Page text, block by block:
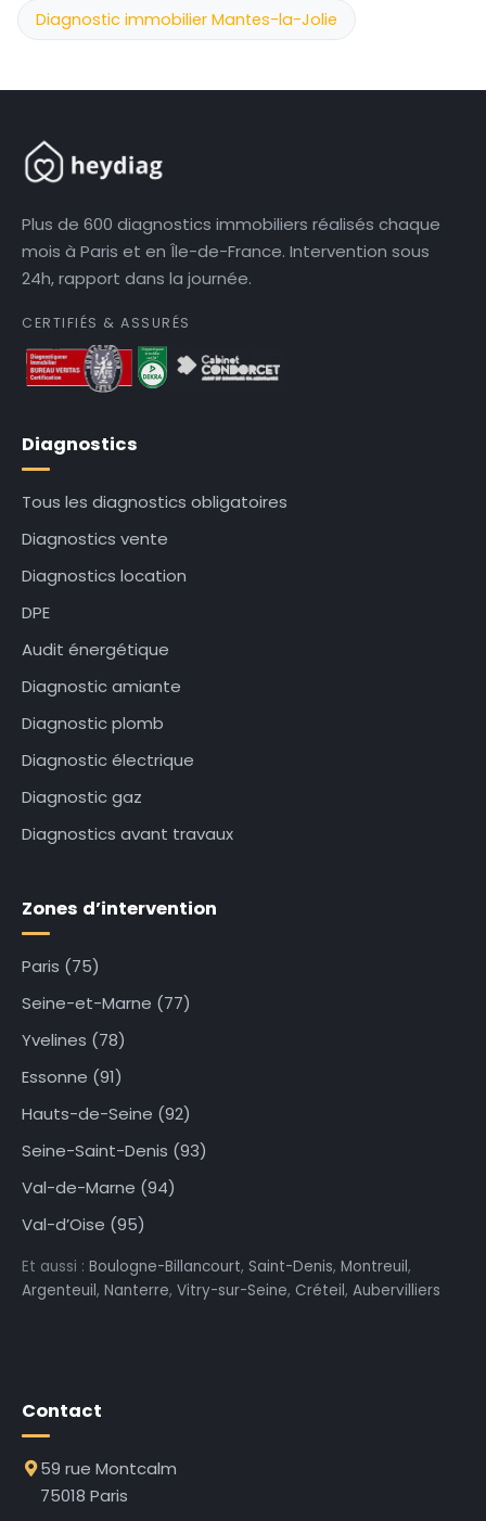
Diagnostic immobilier Mantes-la-Jolie
Plus de 600 diagnostics immobiliers réalisés chaque
mois à Paris et en Île-de-France. Intervention sous
24h, rapport dans la journée.
CERTIFIÉS & ASSURÉS
Diagnostics
Tous les diagnostics obligatoires
Diagnostics vente
Diagnostics location
DPE
Audit énergétique
Diagnostic amiante
Diagnostic plomb
Diagnostic électrique
Diagnostic gaz
Diagnostics avant travaux
Zones d’intervention
Paris (75)
Seine-et-Marne (77)
Yvelines (78)
Essonne (91)
Hauts-de-Seine (92)
Seine-Saint-Denis (93)
Val-de-Marne (94)
Val-d’Oise (95)
Et aussi : Boulogne-Billancourt, Saint-Denis, Montreuil,
Argenteuil, Nanterre, Vitry-sur-Seine, Créteil, Aubervilliers
Contact
59 rue Montcalm
75018 Paris